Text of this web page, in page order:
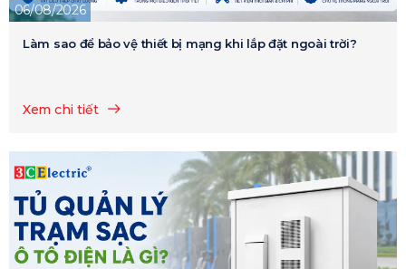
06/08/2026
Làm sao để bảo vệ thiết bị mạng khi lắp đặt ngoài trời?
Xem chi tiết